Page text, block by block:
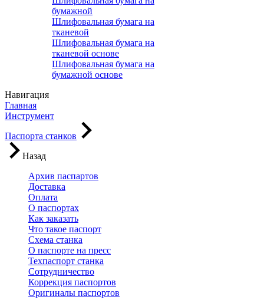
бумажной
Шлифовальная бумага на
тканевой
Шлифовальная бумага на
тканевой основе
Шлифовальная бумага на
бумажной основе
Навигация
Главная
Инструмент
Паспорта станков
Назад
Архив паспартов
Доставка
Оплата
О паспортах
Как заказать
Что такое паспорт
Схема станка
О паспорте на пресс
Техпаспорт станка
Сотрудничество
Коррекция паспортов
Оригиналы паспортов